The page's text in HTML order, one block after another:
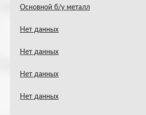
Основной б/у металл
Нет данных
Нет данных
Нет данных
Нет данных